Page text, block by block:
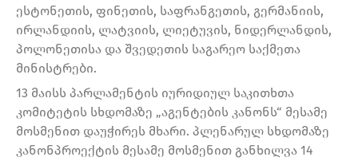
ესტონეთის, ფინეთის, საფრანგეთის, გერმანიის,
ირლანდიის, ლატვიის, ლიეტუვის, ნიდერლანდის,
პოლონეთისა და შვედეთის საგარეო საქმეთა
მინისტრები.
13 მაისს პარლამენტის იურიდიულ საკითხთა
კომიტეტის სხდომაზე „აგენტების კანონს“ მესამე
მოსმენით დაუჭირეს მხარი. პლენარულ სხდომაზე
კანონპროექტის მესამე მოსმენით განხილვა 14